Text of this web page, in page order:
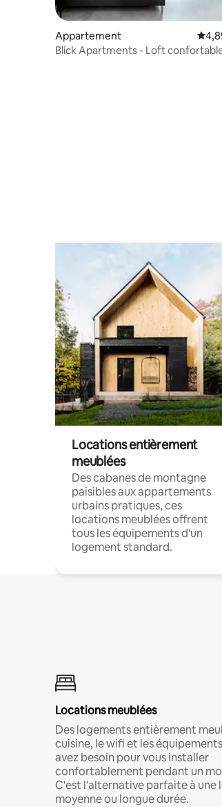
Appartement
Blick Apartments - Loft
Locations entièrement
meublées
Des cabanes de montagne
paisibles aux appartements
urbains pratiques, ces
locations meublées offrent
tous les équipements d'un
logement standard.
Locations meublées
Des logements entièrement
cuisine, le wifi et les
avez besoin pour vous installer
confortablement pendant un
C'est l'alternative parfaite à une
moyenne ou longue durée.